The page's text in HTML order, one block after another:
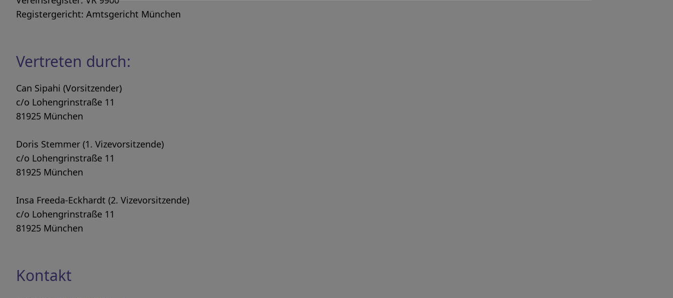
Registergericht: Amtsgericht München
Vertreten durch:
Can Sipahi (Vorsitzender)
c/o Lohengrinstraße 11
81925 München
Doris Stemmer (1. Vizevorsitzende)
c/o Lohengrinstraße 11
81925 München
Insa Freeda-Eckhardt (2. Vizevorsitzende)
c/o Lohengrinstraße 11
81925 München
Kontakt